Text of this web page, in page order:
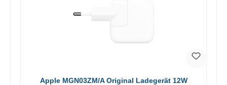
Apple MGN03ZM/A Original Ladegerät 12W